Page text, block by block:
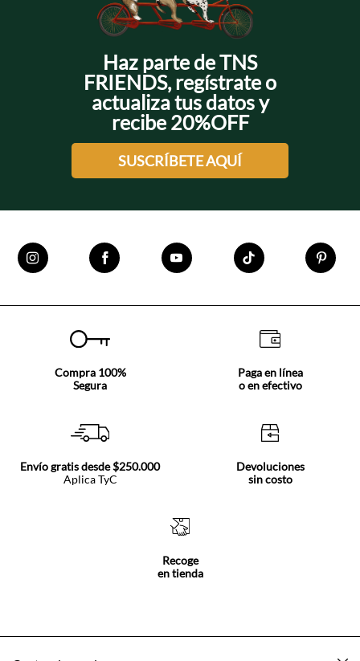
Haz parte de TNS
FRIENDS, regístrate o
actualiza tus datos y
recibe 20%OFF
SUSCRÍBETE AQUÍ
Compra 100%
Segura
Paga en línea
o en efectivo
Envío gratis desde $250.000
Aplica TyC
Devoluciones
sin costo
Recoge
en tienda